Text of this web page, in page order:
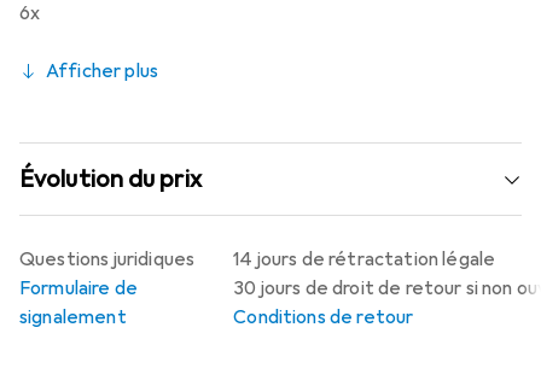
6x
Afficher plus
Évolution du prix
14 jours de rétractation légale
30 jours de droit de retour si non
Conditions de retour
Questions juridiques
Formulaire de
signalement